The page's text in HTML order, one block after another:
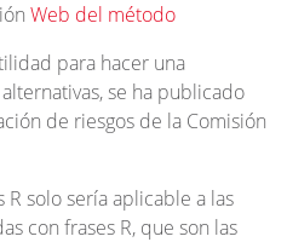
Web del método
para hacer una
se ha publicado
de riesgos de la Comisión
R solo sería aplicable a las
con frases R, que son las